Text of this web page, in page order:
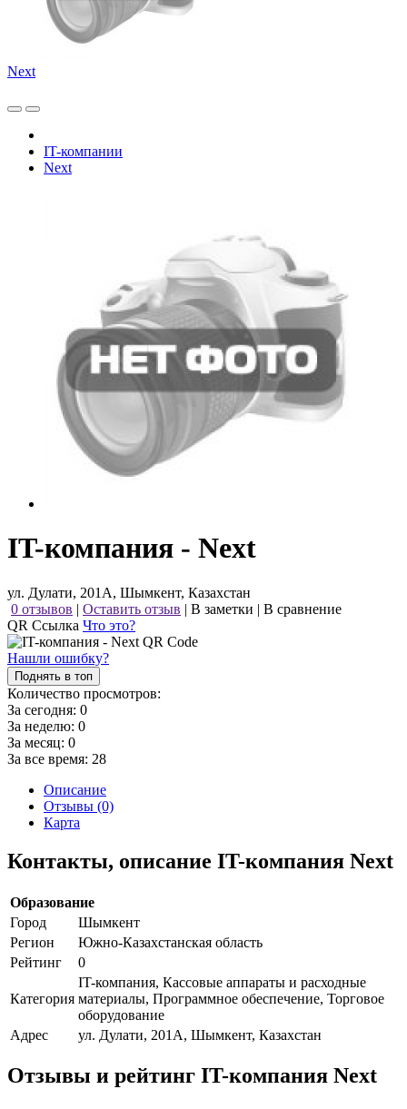
Next
IT-компании
Next
IT-компания - Next
ул. Дулати, 201А, Шымкент, Казахстан
0 отзывов | Оставить отзыв | В заметки | В сравнение
QR Ссылка Что это?
Нашли ошибку?
Поднять в топ
Количество просмотров:
За сегодня: 0
За неделю: 0
За месяц: 0
За все время: 28
Описание
Отзывы (0)
Карта
Контакты, описание IT-компания Next
Образование
Город
Шымкент
Регион
Южно-Казахстанская область
Рейтинг
0
Категория
IT-компания, Кассовые аппараты и расходные
материалы, Программное обеспечение, Торговое
оборудование
Адрес
ул. Дулати, 201А, Шымкент, Казахстан
Отзывы и рейтинг IT-компания Next